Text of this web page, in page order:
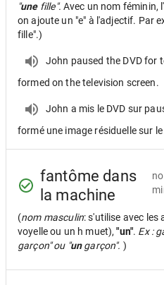
"unefille". Avec un nom féminin,
on ajoute un "e" à l'adjectif. Par
fille".)
John paused the DVD for
formed on the television screen.
John a mis le DVD sur
formé une image résiduelle sur
fantôme dans
la machine
(nom masculin: s'utilise avec les
voyelle ou un h muet),"un". Ex :
garçon" ou "ungarçon". )